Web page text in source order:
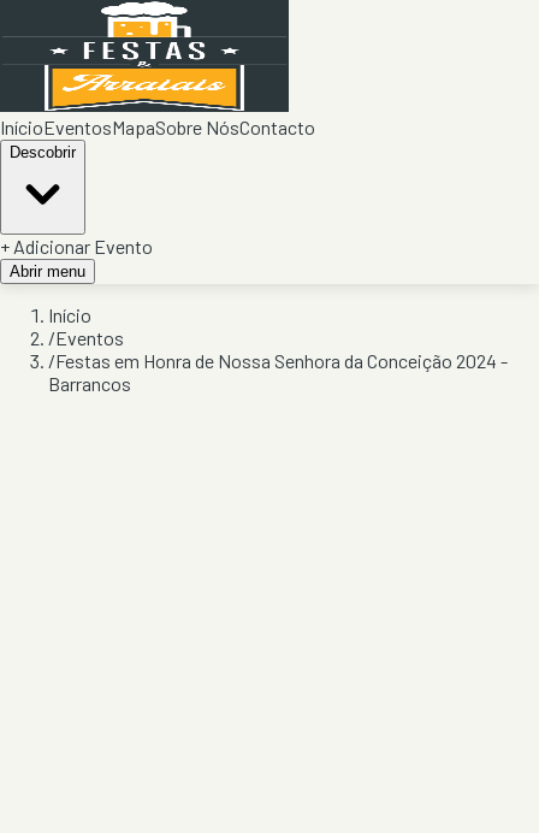
InícioEventosMapaSobre NósContacto
Descobrir
+ Adicionar Evento
Abrir menu
Início
/Eventos
/Festas em Honra de Nossa Senhora da Conceição 2024 -
Barrancos